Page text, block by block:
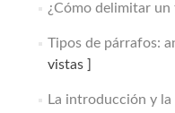
¿Cómo delimitar un
Tipos de párrafos:
vistas ]
La introducción y